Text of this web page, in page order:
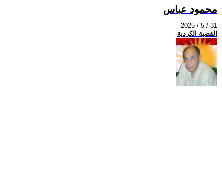
محمود عباس
2025 / 5 / 31
القضية الكردية